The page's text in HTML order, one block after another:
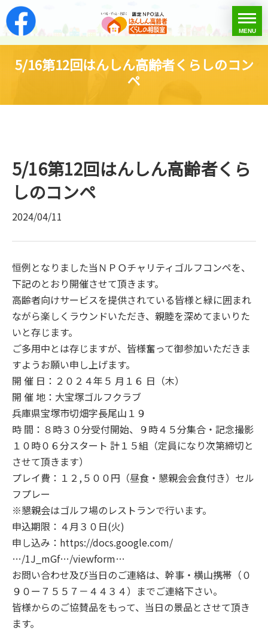
はんしん高齢者くら
toggle
menu
MENU
5/16第12回はんしん高齢者くらしのコン
ペ
5/16第12回はんしん高齢者くら
しのコンペ
2024/04/11
恒例となりました当ＮＰＯチャリティゴルフコンペを、
下記のとおり開催させて頂きます。
高齢者向けサービスを提供されている皆様と緑に囲まれ
ながら楽しくラウンドいただき、親睦を深めてまいりた
いと存じます。
ご多用中とは存じますが、皆様奮って御参加いただきま
すようお願い申し上げます。
開 催 日：２０２４年５ 月１６ 日（木）
開 催 地：大宝塚ゴルフクラブ
兵庫県宝塚市切畑字長尾山１９
時 間：８時３０分受付開始、９時４５分集合・記念撮影
１０時０６分スタート 計１５組（定員になり次第締切と
させて頂きます）
プレイ費：１２,５００円（昼食・懇親会会食付き）セル
フプレー
※懇親会はゴルフ場のレストランで行います。
申込期限：４月３０日(火)
申し込み：https://docs.google.com/
…/1J_mGf…/viewform…
お問い合わせ及び当日のご連絡は、幹事・横山携帯（０
９０ー７５５７－４４３４）までご連絡下さい。
皆様からのご協賛品をもって、当日の景品とさせて頂き
ます。